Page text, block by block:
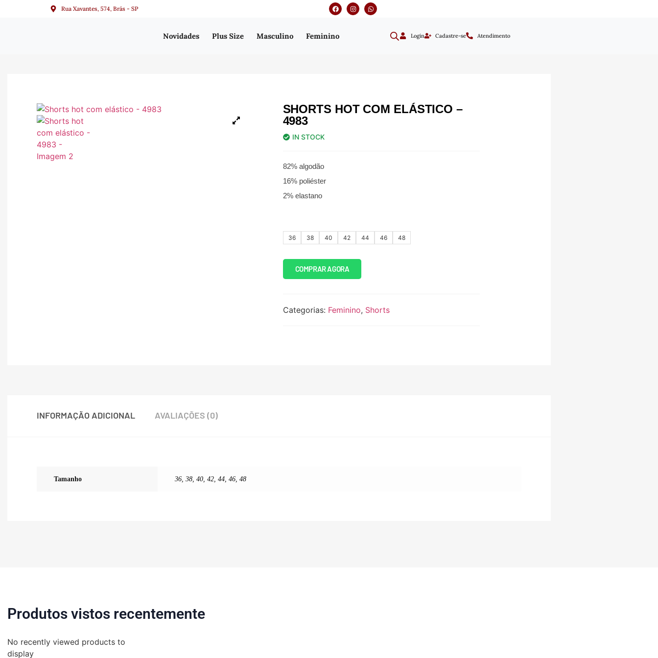
Rua Xavantes, 574, Brás - SP
Novidades Plus Size Masculino Feminino Login Cadastre-se Atendimento
SHORTS HOT COM ELÁSTICO –
4983
IN STOCK
82% algodão
16% poliéster
2% elastano
36 38 40 42 44 46 48
COMPRAR AGORA
Categorias: Feminino, Shorts
INFORMAÇÃO ADICIONAL AVALIAÇÕES (0)
Tamanho 36 38 40 42 44 46 48
Produtos vistos recentemente
No recently viewed products to
display